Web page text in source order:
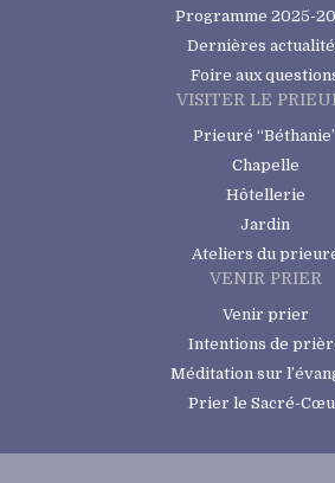
Programme 2025-
Dernières
Foire aux
VISITER LE
Prieuré
Chapelle
Hôtellerie
Jardin
Ateliers du
VENIR PRIER
Venir prier
Intentions de
Méditation sur
Prier le Sacré-